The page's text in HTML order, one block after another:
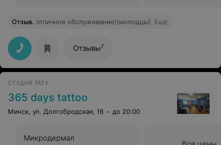
Отзыв. отличное обслуживание!)молодцы) Еще
Отзывы7
СТУДИЯ ТАТУ
365 days tattoo
Минск, ул. Долгобродская, 16 до 20:00
Микродермал